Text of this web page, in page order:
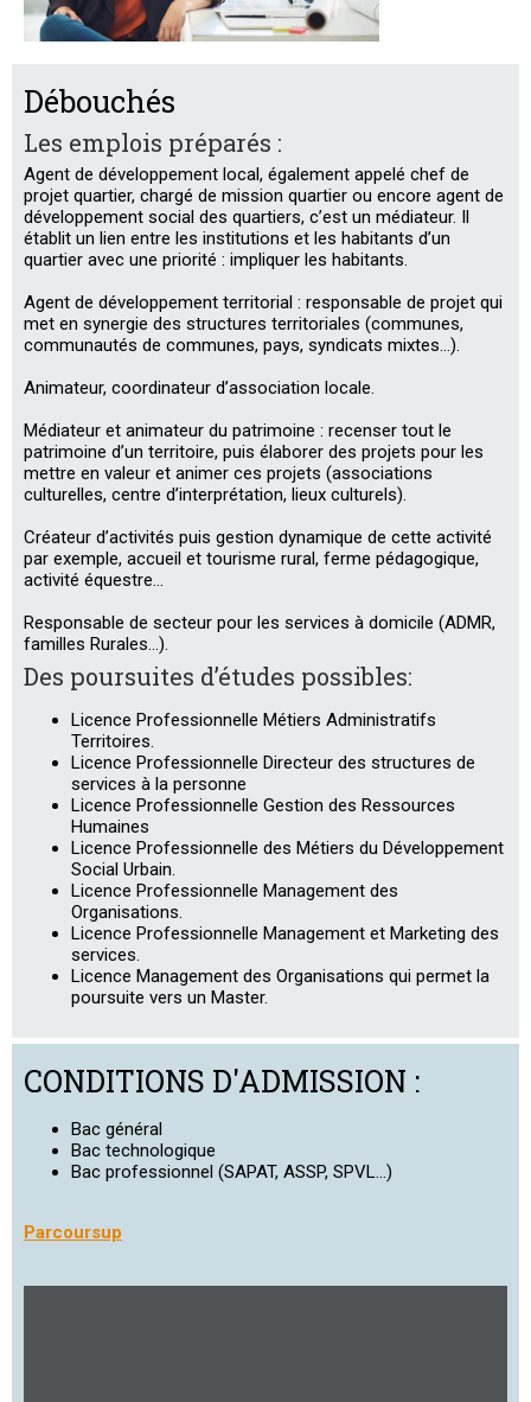
Débouchés
Les emplois préparés :
Agent de développement local, également appelé chef de
projet quartier, chargé de mission quartier ou encore agent de
développement social des quartiers, c’est un médiateur. Il
établit un lien entre les institutions et les habitants d’un
quartier avec une priorité : impliquer les habitants.
Agent de développement territorial : responsable de projet qui
met en synergie des structures territoriales (communes,
communautés de communes, pays, syndicats mixtes…).
Animateur, coordinateur d’association locale.
Médiateur et animateur du patrimoine : recenser tout le
patrimoine d’un territoire, puis élaborer des projets pour les
mettre en valeur et animer ces projets (associations
culturelles, centre d’interprétation, lieux culturels).
Créateur d’activités puis gestion dynamique de cette activité
par exemple, accueil et tourisme rural, ferme pédagogique,
activité équestre…
Responsable de secteur pour les services à domicile (ADMR,
familles Rurales…).
Des poursuites d’études possibles:
Licence Professionnelle Métiers Administratifs
Territoires.
Licence Professionnelle Directeur des structures de
services à la personne
Licence Professionnelle Gestion des Ressources
Humaines
Licence Professionnelle des Métiers du Développement
Social Urbain.
Licence Professionnelle Management des
Organisations.
Licence Professionnelle Management et Marketing des
services.
Licence Management des Organisations qui permet la
poursuite vers un Master.
CONDITIONS D'ADMISSION :
Bac général
Bac technologique
Bac professionnel (SAPAT, ASSP, SPVL...)
Parcoursup